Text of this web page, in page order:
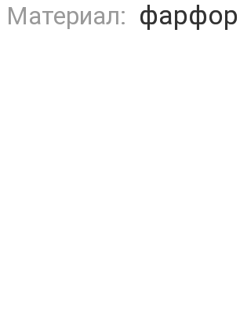
Материал: фарфор